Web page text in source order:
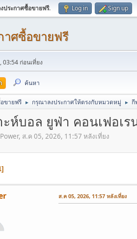
ประกาศซื้อขายฟรี. Log in Sign up
าศซื้อขายฟรี
03:54 ก่อนเที่ยง
ค้นหา
ขายฟรี ► กรุณาลงประกาศให้ตรงกับหมวดหมู่ ► กี
ะห์บอล ยูฟ่า คอนเฟอเ
ส.ค 05, 2026, 11:57 หลังเที่ยง
ส.ค 05, 2026, 11:57 หลังเที่ยง